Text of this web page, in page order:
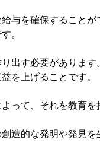
与を確保することが
。
出す必要があります
を上げることです。
て、それを教育を
造的な発明や発見を